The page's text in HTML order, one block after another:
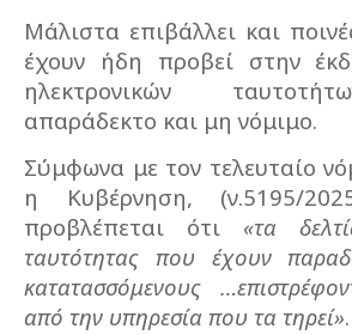
Μάλιστα επιβάλλει και
έχουν ήδη προβεί στην
ηλεκτρονικών
απαράδεκτο και μη νόμιμο.
Σύμφωνα με τον τελευταίο
η Κυβέρνηση, (ν.5195/
προβλέπεται ότι «τα
ταυτότητας που έχουν
κατατασσόμενους
από την υπηρεσία που τα τηρεί».